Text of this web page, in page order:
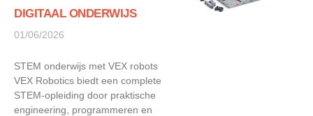
DIGITAAL ONDERWIJS
01/06/2026
STEM onderwijs met VEX robots
VEX Robotics biedt een complete
STEM-opleiding door praktische
engineering, programmeren en